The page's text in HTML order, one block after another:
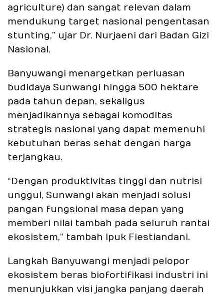
agriculture) dan sangat relevan dalam
mendukung target nasional pengentasan
stunting,” ujar Dr. Nurjaeni dari Badan Gizi
Nasional.
Banyuwangi menargetkan perluasan
budidaya Sunwangi hingga 500 hektare
pada tahun depan, sekaligus
menjadikannya sebagai komoditas
strategis nasional yang dapat memenuhi
kebutuhan beras sehat dengan harga
terjangkau.
“Dengan produktivitas tinggi dan nutrisi
unggul, Sunwangi akan menjadi solusi
pangan fungsional masa depan yang
memberi nilai tambah pada seluruh rantai
ekosistem,” tambah Ipuk Fiestiandani.
Langkah Banyuwangi menjadi pelopor
ekosistem beras biofortifikasi industri ini
menunjukkan visi jangka panjang daerah